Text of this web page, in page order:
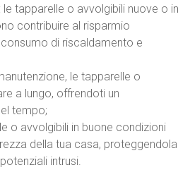
: le tapparelle o avvolgibili nuove o in
contribuire al risparmio
di riscaldamento e
le tapparelle o
a lungo, offrendoti un
tempo;
o avvolgibili in buone condizioni
della tua casa, proteggendola
intrusi.